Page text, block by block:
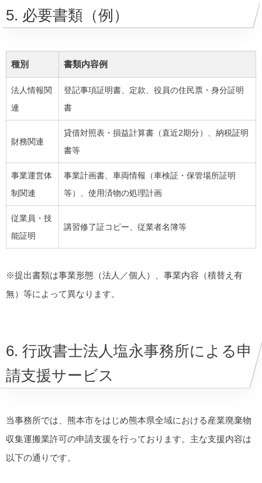
5. 必要書類（例）
種別 書類内容例
法人情報関
連
登記事項証明書、定款、役員の住民票・身分証明
書
財務関連
貸借対照表・損益計算書（直近2期分）、納税証明
書等
事業運営体
制関連
事業計画書、車両情報（車検証・保管場所証明
等）、使用済物の処理計画
従業員・技
能証明
講習修了証コピー、従業者名簿等
※提出書類は事業形態（法人／個人）、事業内容（積替え有
無）等によって異なります。
6. 行政書士法人塩永事務所による申
請支援サービス
当事務所では、熊本市をはじめ熊本県全域における産業廃棄物
収集運搬業許可の申請支援を行っております。主な支援内容は
以下の通りです。